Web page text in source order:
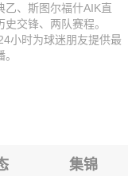
AIKVS斯盖乐夫提
斯盖乐夫提
斯盖乐夫提
AIKVS斯盖乐夫提
AIKVS斯盖乐夫提
斯盖乐夫提
乙、斯图尔福什AIK直
交锋、两队赛程。
小时为球迷朋友提供最
集锦